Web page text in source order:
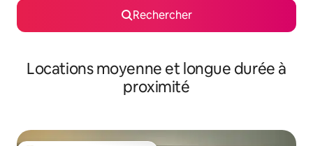
Rechercher
Locations moyenne et longue durée à
proximité